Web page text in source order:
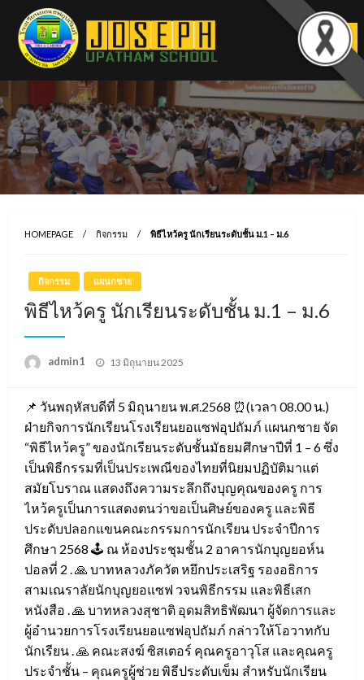
content
HOMEPAGE กิจกรรม พิธีไหว้ครู นักเรียนระดับชั้น ม.1 – ม.6
กิจกรรม แผนกชาย
พิธีไหว้ครู นักเรียนระดับชั้น ม.1 – ม.6
admin1
Posted
13 มิถุนายน 2025
📌 วันพฤหัสบดีที่ 5 มิถุนายน พ.ศ.2568 ⏰(เวลา 08.00 น.)
ฝ่ายกิจการนักเรียนโรงเรียนยอแซฟอุปถัมภ์ แผนกชาย จัด
“พิธีไหว้ครู” ของนักเรียนระดับชั้นมัธยมศึกษาปีที่ 1 – 6 ซึ่ง
เป็นพิธีกรรมที่เป็นประเพณีของไทยที่นิยมปฏิบัติมาแต่
สมัยโบราณ แสดงถึงความระลึกถึงบุญคุณของครู การ
ไหว้ครูเป็นการแสดงตนว่าขอเป็นศิษย์ของครู และพิธี
ประดับปลอกแขนคณะกรรมการนักเรียน ประจำปีการ
ศึกษา 2568 🕹 ณ ห้องประชุมชั้น 2 อาคารนักบุญยอห์น
ปอลที่ 2 . 🙏 บาทหลวงภัควัต หยึกประเสริฐ รองอธิการ
สามเณราลัยนักบุญยอแซฟ วจนพิธีกรรม และพิธีเสก
หนังสือ . 🙏 บาทหลวงสุชาติ อุดมสิทธิพัฒนา ผู้จัดการและ
ผู้อำนวยการโรงเรียนยอแซฟอุปถัมภ์ กล่าวให้โอวาทกับ
นักเรียน . 🙏 คณะสงฆ์ ซิสเตอร์ คุณครูอาวุโส และคุณครู
ประจำชั้น – คุณครูผู้ช่วย พิธีประดับเข็ม สำหรับนักเรียน